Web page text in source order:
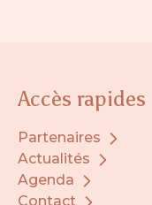
Accès rapides
Partenaires
Actualités
Agenda
Contact